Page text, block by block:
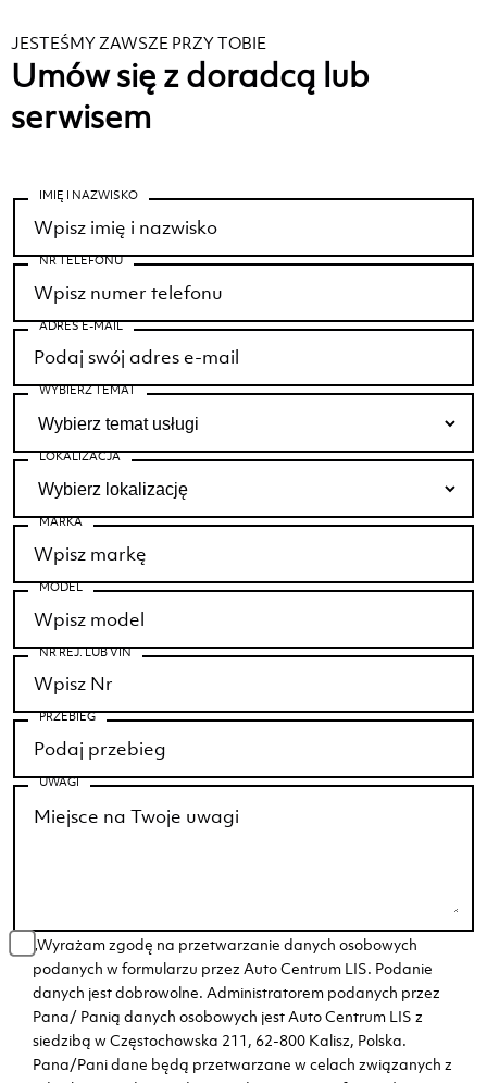
JESTEŚMY ZAWSZE PRZY TOBIE
Umów się z doradcą lub
serwisem
IMIĘ I NAZWISKO
NR TELEFONU
ADRES E-MAIL
WYBIERZ TEMAT
LOKALIZACJA
MARKA
MODEL
NR REJ. LUB VIN
PRZEBIEG
UWAGI
„Wyrażam zgodę na przetwarzanie danych osobowych
podanych w formularzu przez Auto Centrum LIS. Podanie
danych jest dobrowolne. Administratorem podanych przez
Pana/ Panią danych osobowych jest Auto Centrum LIS z
siedzibą w Częstochowska 211, 62-800 Kalisz, Polska.
Pana/Pani dane będą przetwarzane w celach związanych z